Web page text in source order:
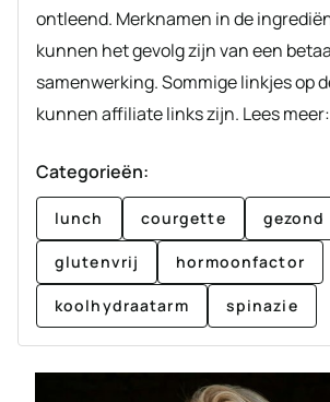
ontleend. Merknamen in de
kunnen het gevolg zijn van een
samenwerking. Sommige linkjes op
kunnen affiliate links zijn. Lees
Categorieën:
lunch courgette gezond
glutenvrij hormoonfactor
koolhydraatarm spinazie